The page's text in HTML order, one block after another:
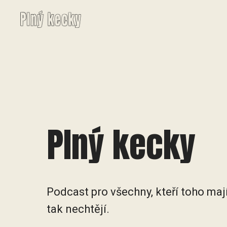
Plný kecky
Podcast pro všechny, kteří toho
tak nechtějí.